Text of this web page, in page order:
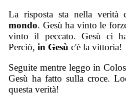
La risposta sta nella verità
mondo. Gesù ha vinto le
vinto il peccato. Gesù ci
Perciò,in Gesùc'è la vittoria!
Seguite mentre leggo in
Gesù ha fatto sulla croce.
questa verità!